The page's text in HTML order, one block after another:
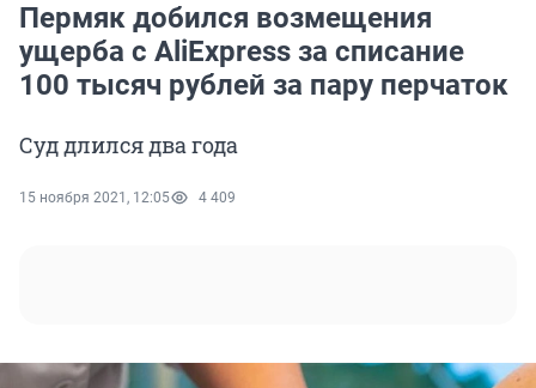
Пермяк добился возмещения
ущерба с AliExpress за списание
100 тысяч рублей за пару перчаток
Суд длился два года
15 ноября 2021, 12:05 4 409